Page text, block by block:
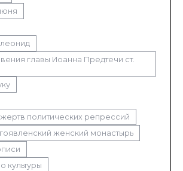
главы Иоанна Предтечи ст.
политических репрессий
женский монастырь
культуры